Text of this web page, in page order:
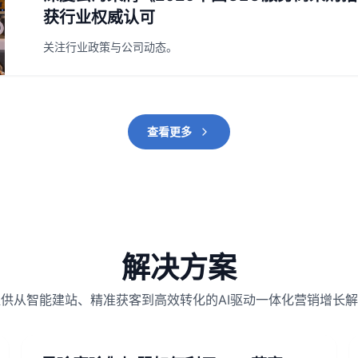
获行业权威认可
关注行业政策与公司动态。
查看更多
解决方案
从智能建站、精准获客到高效转化的AI驱动一体化营销增长